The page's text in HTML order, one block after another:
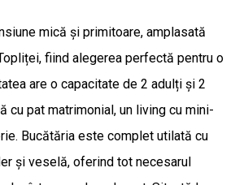
mică și primitoare, amplasată
fiind alegerea perfectă pentru o
are o capacitate de 2 adulți și 2
cu pat matrimonial, un living cu mini-
Bucătăria este complet utilată cu
și veselă, oferind tot necesarul